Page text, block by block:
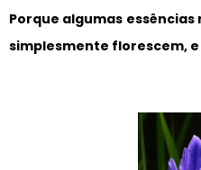
Porque algumas
simplesmente florescem,